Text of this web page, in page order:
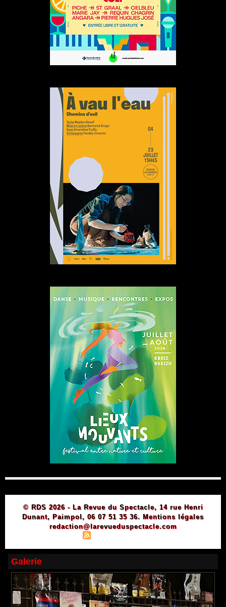
© RDS 2026 - La Revue du Spectacle, 14 rue Henri
Dunant, Paimpol, 06 07 51 35 36. Mentions légales
redaction@larevueduspectacle.com
Galerie